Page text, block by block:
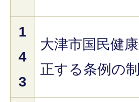
1
4
3
大津市国民健
正する条例の